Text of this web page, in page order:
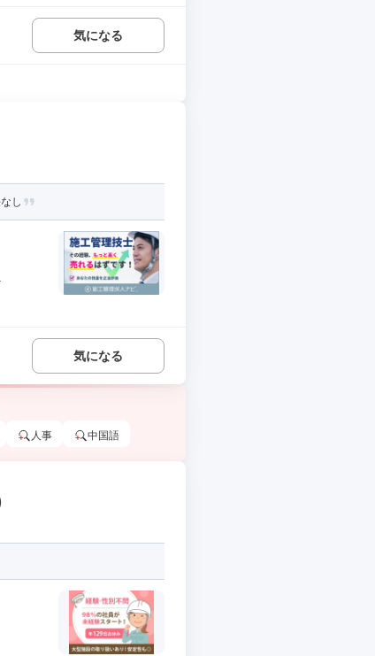
気になる
し
気になる
人事 中国語